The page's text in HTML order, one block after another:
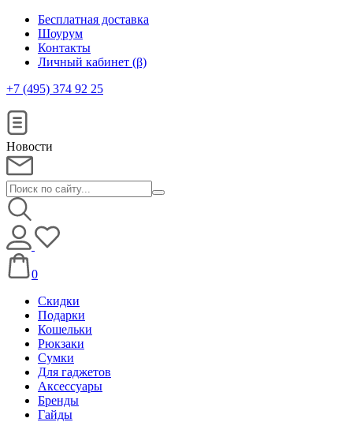
Бесплатная доставка
Шоурум
Контакты
Личный кабинет (β)
+7 (495) 374 92 25
Новости
0
Скидки
Подарки
Кошельки
Рюкзаки
Сумки
Для гаджетов
Аксессуары
Бренды
Гайды